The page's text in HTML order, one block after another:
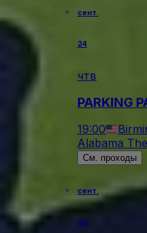
сент.
24
чтв
PARKING
19:00
Alabama
См. проходы
сент.
25